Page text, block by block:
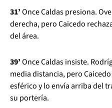
31’Once Caldas presiona.
derecha, pero Caicedo
del área.
39’Once Caldas insiste.
media distancia, pero
esférico y lo envía arriba del
su portería.